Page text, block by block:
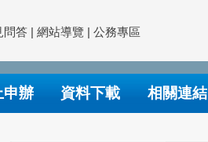
問答 | 網站導覽 | 公務專區
申辦 資料下載 相關連結